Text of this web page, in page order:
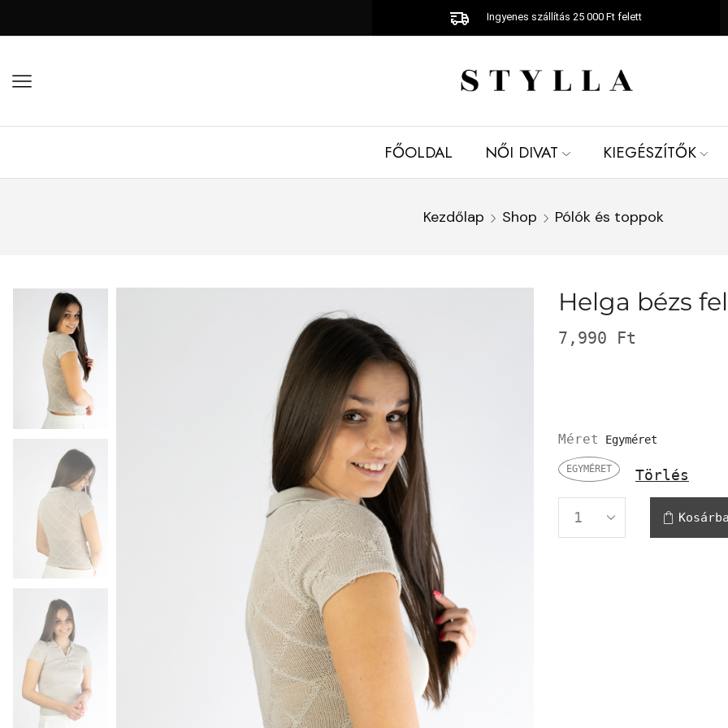
Ingyenes szállítás 25 000 Ft felett
FŐOLDAL NŐI DIVAT KIEGÉSZÍTŐK
Kezdőlap Shop Pólók és toppok
Helga bézs
7,990 Ft
Méret
EGYMÉRET Törlés